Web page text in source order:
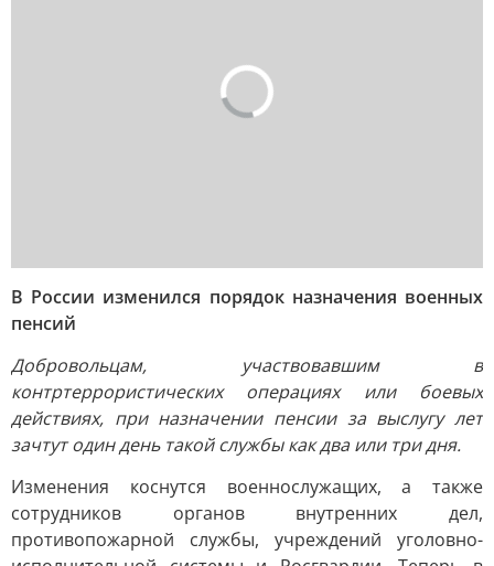
В России изменился порядок назначения военных
пенсий
Добровольцам, участвовавшим в
контртеррористических операциях или боевых
действиях, при назначении пенсии за выслугу лет
зачтут один день такой службы как два или три дня.
Изменения коснутся военнослужащих, а также
сотрудников органов внутренних дел,
противопожарной службы, учреждений уголовно-